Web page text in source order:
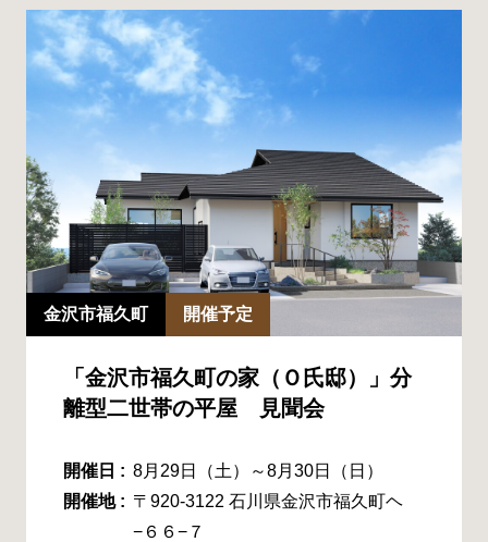
金沢市福久町 開催予定
「金沢市福久町の家（Ｏ氏邸）」分
離型二世帯の平屋 見聞会
開催日 : 8月29日（土）～8月30日（日）
開催地 : 〒920-3122 石川県金沢市福久町ヘ
−６６−７